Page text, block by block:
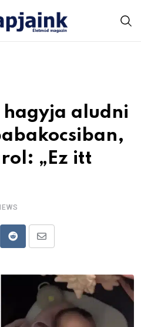
aludni
„Ez itt
RedditShare
Email